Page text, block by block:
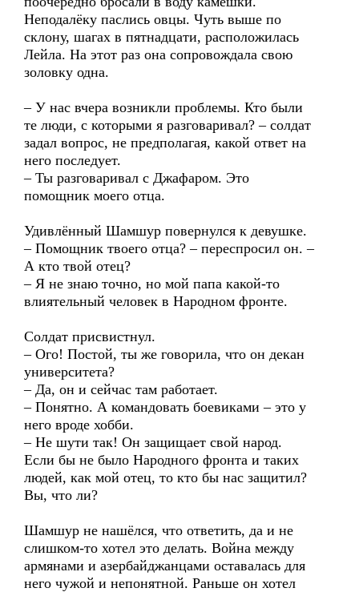
Неподалёку паслись овцы. Чуть выше по
склону, шагах в пятнадцати, расположилась
Лейла. На этот раз она сопровождала свою
золовку одна.
– У нас вчера возникли проблемы. Кто были
те люди, с которыми я разговаривал? – солдат
задал вопрос, не предполагая, какой ответ на
него последует.
– Ты разговаривал с Джафаром. Это
помощник моего отца.
Удивлённый Шамшур повернулся к девушке.
– Помощник твоего отца? – переспросил он. –
А кто твой отец?
– Я не знаю точно, но мой папа какой-то
влиятельный человек в Народном фронте.
Солдат присвистнул.
– Ого! Постой, ты же говорила, что он декан
университета?
– Да, он и сейчас там работает.
– Понятно. А командовать боевиками – это у
него вроде хобби.
– Не шути так! Он защищает свой народ.
Если бы не было Народного фронта и таких
людей, как мой отец, то кто бы нас защитил?
Вы, что ли?
Шамшур не нашёлся, что ответить, да и не
слишком-то хотел это делать. Война между
армянами и азербайджанцами оставалась для
него чужой и непонятной. Раньше он хотел